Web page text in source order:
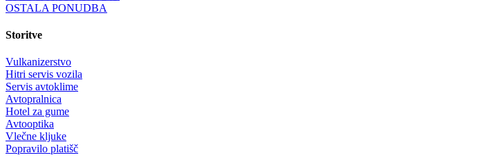
OSTALA PONUDBA
Storitve
Vulkanizerstvo
Hitri servis vozila
Servis avtoklime
Avtopralnica
Hotel za gume
Avtooptika
Vlečne kljuke
Popravilo platišč